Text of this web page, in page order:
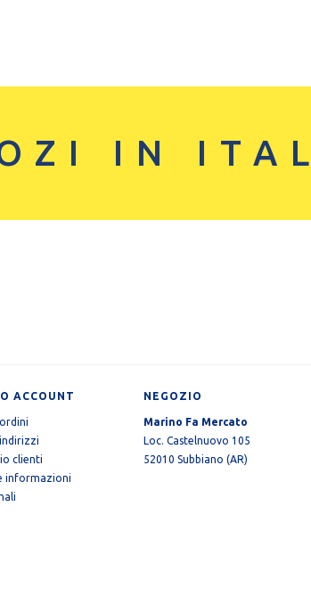
IN
ACCOUNT
clienti
informazioni
NEGOZIO
Marino Fa Mercato
Loc. Castelnuovo 105
52010 Subbiano (AR)